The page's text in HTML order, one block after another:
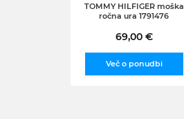
TOMMY HILFIGER moška
ročna ura 1791476
69,00 €
Več o ponudbi